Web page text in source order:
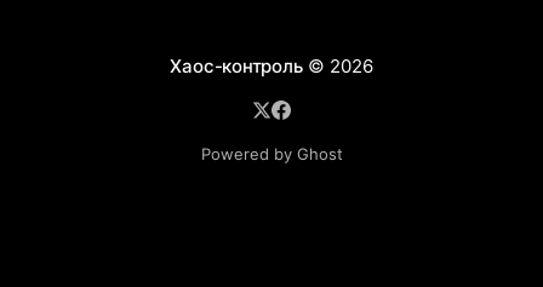
Хаос-контроль© 2026
Powered by Ghost